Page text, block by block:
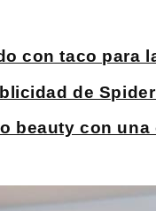
con taco para
de
beauty con